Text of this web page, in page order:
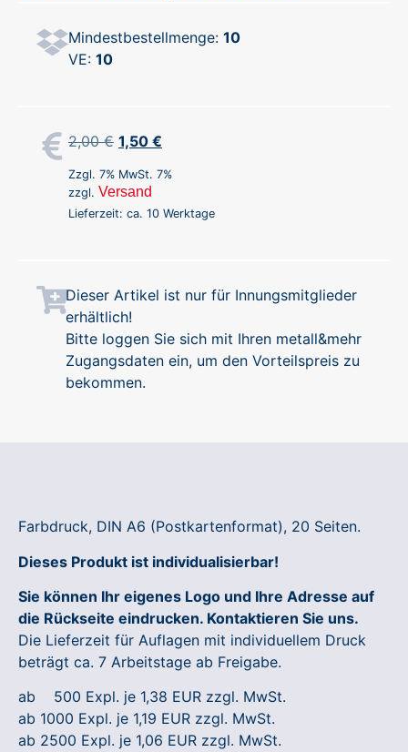
Mindestbestellmenge: 10
VE: 10
2,00€ 1,50 €
Zzgl. 7% MwSt. 7%
zzgl. Versand
Lieferzeit: ca. 10 Werktage
Dieser Artikel ist nur für Innungsmitglieder
erhältlich!
Bitte loggen Sie sich mit Ihren metall&mehr
Zugangsdaten ein, um den Vorteilspreis zu
bekommen.
Farbdruck, DIN A6 (Postkartenformat), 20 Seiten.
Dieses Produkt ist individualisierbar!
Sie können Ihr eigenes Logo und Ihre Adresse auf
die Rückseite eindrucken. Kontaktieren Sie uns.
Die Lieferzeit für Auflagen mit individuellem Druck
beträgt ca. 7 Arbeitstage ab Freigabe.
ab 500 Expl. je 1,38 EUR zzgl. MwSt.
ab 1000 Expl. je 1,19 EUR zzgl. MwSt.
ab 2500 Expl. je 1,06 EUR zzgl. MwSt.